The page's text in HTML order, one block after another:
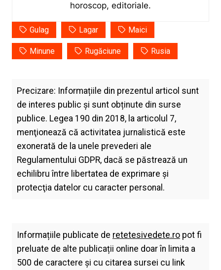
horoscop, editoriale.
Gulag Lagar Maici
Minune Rugăciune Rusia
Precizare: Informațiile din prezentul articol sunt
de interes public și sunt obținute din surse
publice. Legea 190 din 2018, la articolul 7,
menţionează că activitatea jurnalistică este
exonerată de la unele prevederi ale
Regulamentului GDPR, dacă se păstrează un
echilibru între libertatea de exprimare şi
protecţia datelor cu caracter personal.
Informațiile publicate de retetesivedete.ropot fi
preluate de alte publicații online doar în limita a
500 de caractere și cu citarea sursei cu link